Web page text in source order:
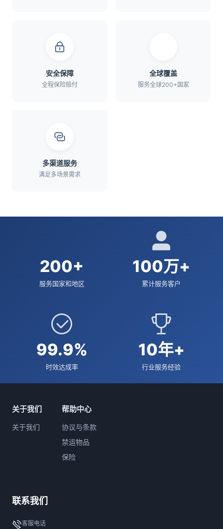
安全保障
全程保险赔付
全球覆盖
服务全球200+国家
多渠道服务
满足多场景需求
200+
服务国家和地区
100万+
累计服务客户
99.9%
时效达成率
10年+
行业服务经验
关于我们
关于我们
帮助中心
协议与条款
禁运物品
保险
联系我们
客服电话